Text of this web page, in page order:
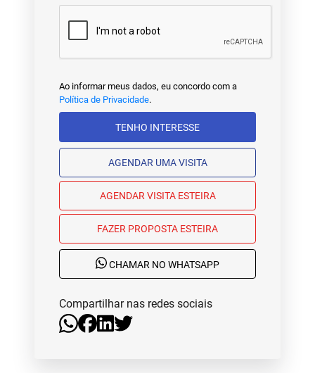
Ao informar meus dados, eu concordo com a
Política de Privacidade.
TENHO INTERESSE
AGENDAR UMA VISITA
AGENDAR VISITA ESTEIRA
FAZER PROPOSTA ESTEIRA
CHAMAR NO WHATSAPP
Compartilhar nas redes sociais